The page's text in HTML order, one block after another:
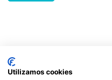
Utilizamos cookies